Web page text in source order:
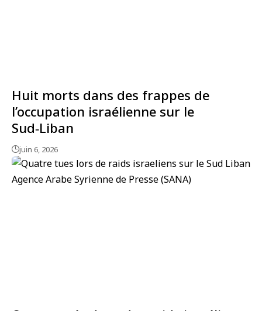
Huit morts dans des frappes de
l’occupation israélienne sur le
Sud‑Liban
juin 6, 2026